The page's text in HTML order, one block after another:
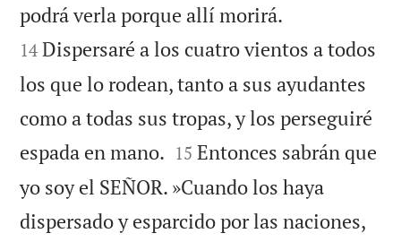
podrá verla porque allí morirá.
14 Dispersaré a los cuatro vientos a todos
los que lo rodean, tanto a sus ayudantes
como a todas sus tropas, y los perseguiré
espada en mano. 

15 Entonces sabrán que
yo soy el SEÑOR. »Cuando los haya
dispersado y esparcido por las naciones,